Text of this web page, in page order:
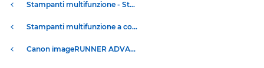
Stampanti multifunzione - Stampanti all in one
Stampanti multifunzione a colori
Canon imageRUNNER ADVANCE DX serie C478